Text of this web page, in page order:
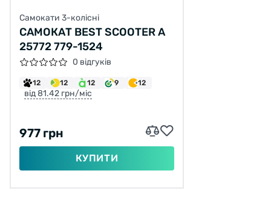
Самокати 3-колісні
САМОКАТ BEST SCOOTER A
25772 779-1524
0 відгуків
12 12 12 9 12
від 81.42 грн/міс
977 грн
КУПИТИ